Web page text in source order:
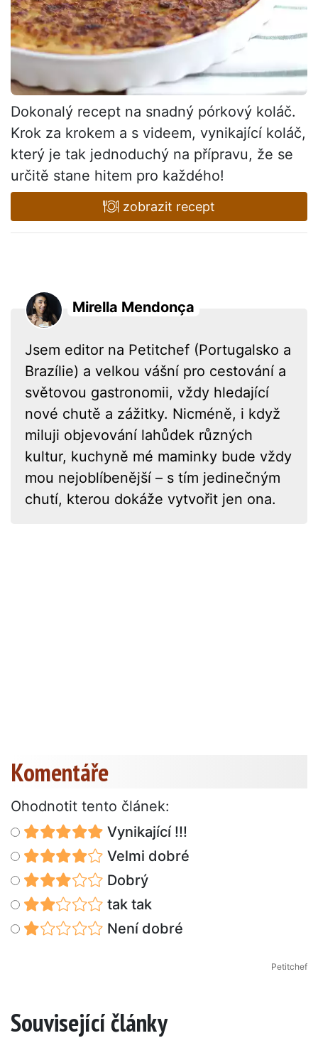
Dokonalý recept na snadný pórkový koláč.
Krok za krokem a s videem, vynikající koláč,
který je tak jednoduchý na přípravu, že se
určitě stane hitem pro každého!
zobrazit recept
Mirella Mendonça
Jsem editor na Petitchef (Portugalsko a
Brazílie) a velkou vášní pro cestování a
světovou gastronomii, vždy hledající
nové chutě a zážitky. Nicméně, i když
miluji objevování lahůdek různých
kultur, kuchyně mé maminky bude vždy
mou nejoblíbenější – s tím jedinečným
chutí, kterou dokáže vytvořit jen ona.
Komentáře
Ohodnotit tento článek:
Vynikající !!!
Velmi dobré
Dobrý
tak tak
Není dobré
Petitchef
Související články